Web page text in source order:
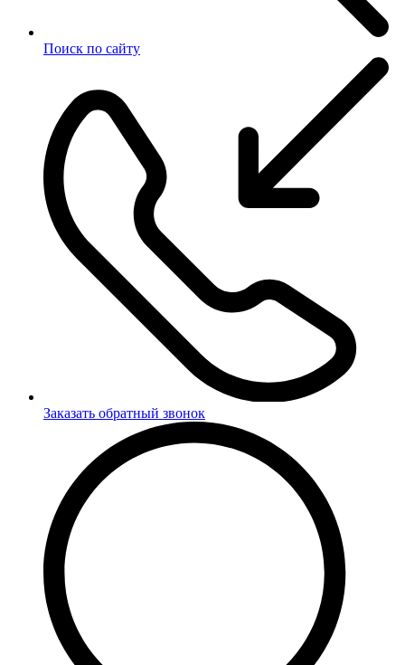
Поиск по сайту
Заказать обратный звонок